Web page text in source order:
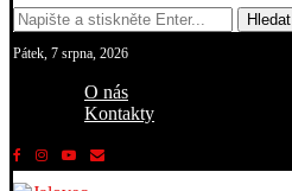
Hledat
Pátek, 7 srpna, 2026
O nás
Kontakty